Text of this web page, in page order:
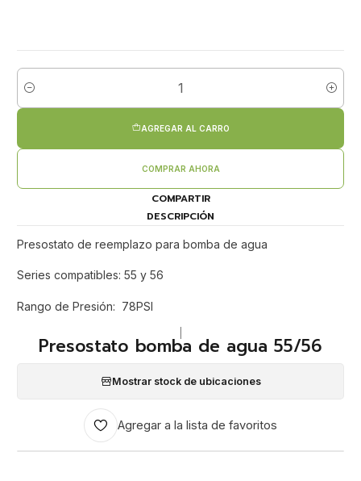
Cantidad
AGREGAR AL CARRO
COMPRAR AHORA
COMPARTIR
DESCRIPCIÓN
Presostato de reemplazo para bomba de agua
Series compatibles: 55 y 56
Rango de Presión: 78PSI
Presostato bomba de agua 55/56
Mostrar stock de ubicaciones
Agregar a la lista de favoritos